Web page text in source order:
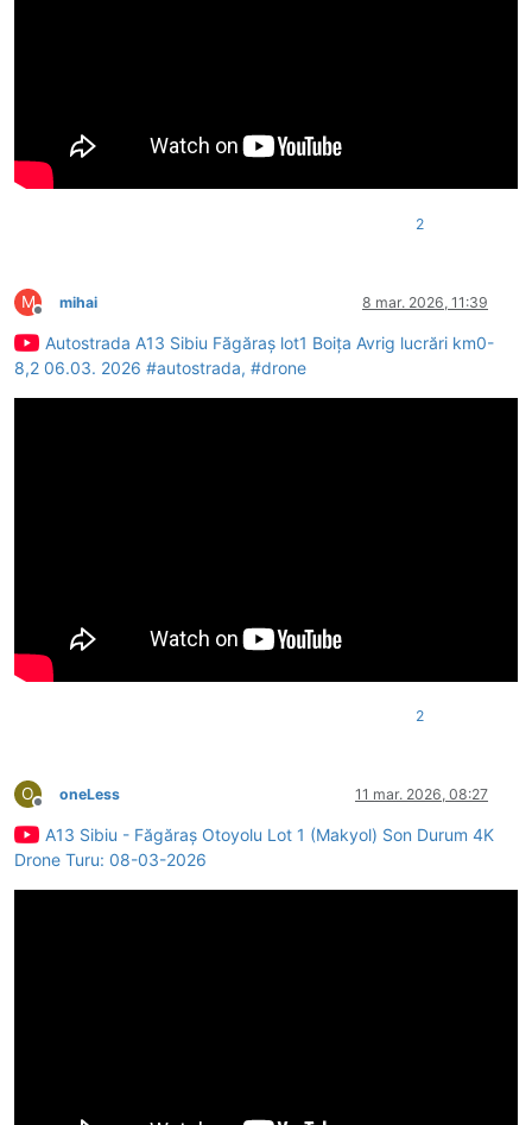
2
M
Deconectat
mihai 8 mar. 2026, 11:39
Autostrada A13 Sibiu Făgăraș lot1 Boița Avrig lucrări km0-
8,2 06.03. 2026 #autostrada, #drone
2
O
Deconectat
oneLess 11 mar. 2026, 08:27
A13 Sibiu - Făgăraș Otoyolu Lot 1 (Makyol) Son Durum 4K
Drone Turu: 08-03-2026